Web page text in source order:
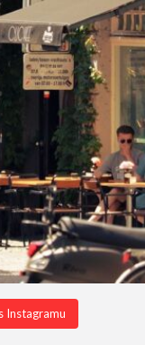
Instagramu